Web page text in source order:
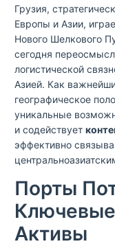
Грузия,
Европы и Азии,
Нового Шелкового
сегодня
логистической
Азией. Как
географическое
уникальные
и содействует
эффективно
Порты
Активы